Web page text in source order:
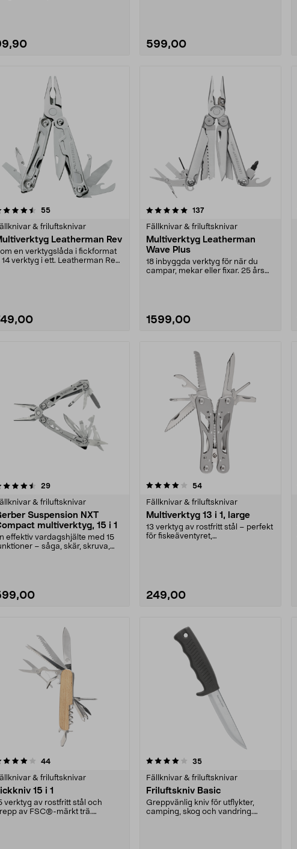
599,00
55recensioner
& friluftsknivar
Leatherman Rev
en verktygslåda i fickformat
14 verktyg i ett. Leatherman Rev
5.0 av 5 stjärnor 137recensioner
Fällknivar & friluftsknivar
Multiverktyg Leatherman
Wave Plus
18 inbyggda verktyg för när du
campar, mekar eller fixar. 25 års
1599,00
4.0 av 5 stjärnor
29recensioner
& friluftsknivar
Suspension NXT
multiverktyg, 15 i 1
effektiv vardagshjälte med 15
– såga, skär, skruva,
4.0 av 5 stjärnor 54recensioner
Fällknivar & friluftsknivar
Multiverktyg 13 i 1, large
13 verktyg av rostfritt stål – perfekt
för fiskeäventyret,
249,00
3.5 av 5 stjärnor
44recensioner
& friluftsknivar
15 i 1
verktyg av rostfritt stål och
av FSC®-märkt trä.
4.0 av 5 stjärnor 35recensioner
Fällknivar & friluftsknivar
Friluftskniv Basic
Greppvänlig kniv för utflykter,
camping, skog och vandring.
4.0 av 5 stjärnor